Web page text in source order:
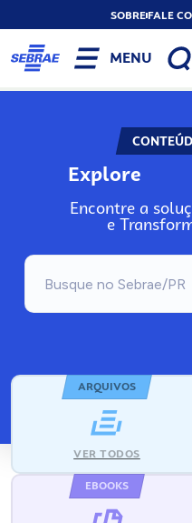
SOBREFALE
MENU
Explore
Encontre a
e
ARQUIVOS
VER TODOS
EBOOKS